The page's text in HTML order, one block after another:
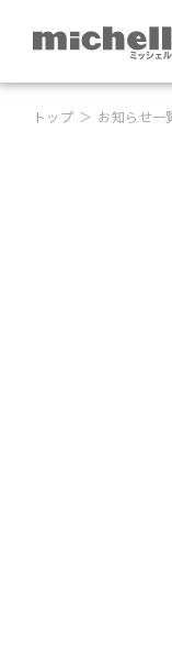
トップ お知らせ一